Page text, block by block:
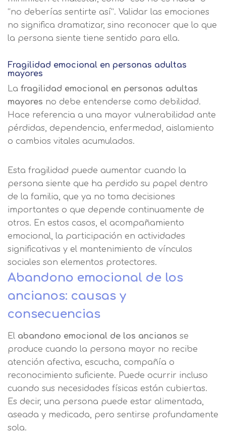
“no deberías sentirte así”. Validar las emociones
no significa dramatizar, sino reconocer que lo que
la persona siente tiene sentido para ella.
Fragilidad emocional en personas adultas
mayores
La fragilidad emocional en personas adultas
mayores no debe entenderse como debilidad.
Hace referencia a una mayor vulnerabilidad ante
pérdidas, dependencia, enfermedad, aislamiento
o cambios vitales acumulados.
Esta fragilidad puede aumentar cuando la
persona siente que ha perdido su papel dentro
de la familia, que ya no toma decisiones
importantes o que depende continuamente de
otros. En estos casos, el acompañamiento
emocional, la participación en actividades
significativas y el mantenimiento de vínculos
sociales son elementos protectores.
Abandono emocional de los
ancianos: causas y
consecuencias
El abandono emocional de los ancianos se
produce cuando la persona mayor no recibe
atención afectiva, escucha, compañía o
reconocimiento suficiente. Puede ocurrir incluso
cuando sus necesidades físicas están cubiertas.
Es decir, una persona puede estar alimentada,
aseada y medicada, pero sentirse profundamente
sola.